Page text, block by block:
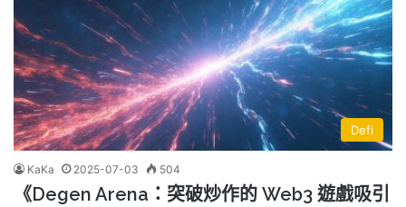
Defi
KaKa 2025-07-03 504
《Degen Arena：突破炒作的 Web3 遊戲吸引